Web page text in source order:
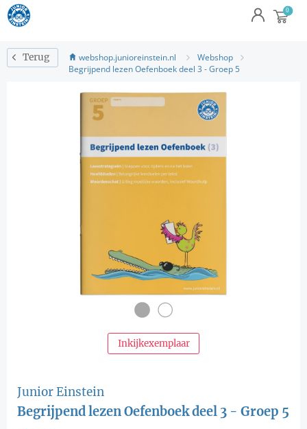
Terug webshop.junioreinstein.nl
Webshop
Begrijpend lezen Oefenboek deel 3 - Groep 5
Inkijkexemplaar
Junior Einstein
Begrijpend lezen Oefenboek deel 3 - Groep 5